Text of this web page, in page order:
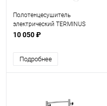
Полотенцесушитель
электрический TERMINUS
Классик П 5 450х550
10 050 ₽
Подробнее